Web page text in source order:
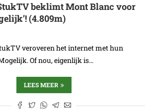
beklimt Mont Blanc voor
(4.809m)
veroveren het internet met hun
Of nou, eigenlijk is…
LEES MEER